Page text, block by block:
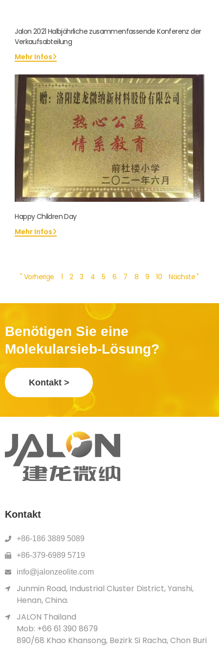
Jalon 2021 Halbjährliche zusammenfassende Konferenz der
Verkaufsabteilung
Mehr Infos
Happy Children Day
Mehr Infos
" Vorherige 1 2 3 4 5 6 7 8 9 10 Nächste "
Benötigen Sie eine
Molekularsieb-Lösung?
Kontakt >
Kontakt
+86-186 3889 5089
+86-379-6989 5719
info@jalonzeolite.com
Junmin Road, Industrial Cluster District, Yanshi,
Henan, China.
JALON Thailand
Mob: +66 61 390 8679
890/68 Khao Khansong, Bezirk Si Racha, Chon Buri